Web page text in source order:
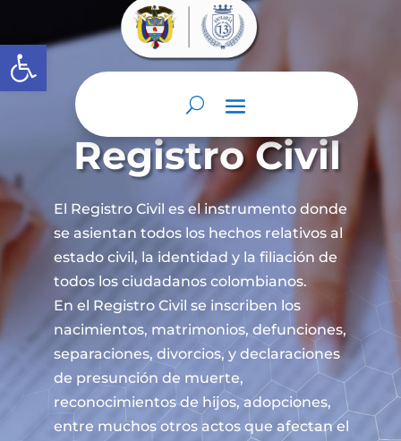
Abrir barra de herramientas
Registro Civil
El Registro Civil es el instrumento donde
se asientan todos los hechos relativos al
estado civil, la identidad y la filiación de
todos los ciudadanos colombianos.
En el Registro Civil se inscriben los
nacimientos, matrimonios, defunciones,
separaciones, divorcios, y declaraciones
de presunción de muerte,
reconocimientos de hijos, adopciones,
entre muchos otros actos que afectan el